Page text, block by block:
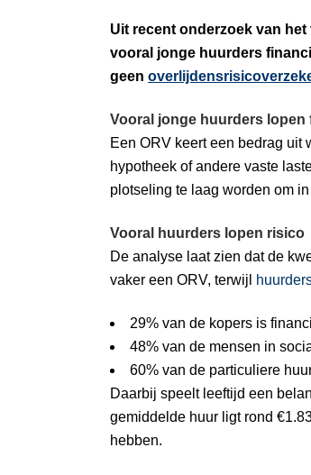
Uit recent onderzoek van
vooral jonge huurders
geen
Vooral jonge huurders lopen
Een ORV keert een bedrag uit
hypotheek of andere vaste
plotseling te laag worden om
Vooral huurders lopen risico
De analyse laat zien dat de
vaker een ORV, terwijl
29% van de kopers is
48% van de mensen in
60% van de particuliere
Daarbij speelt leeftijd een
gemiddelde huur ligt rond
hebben.